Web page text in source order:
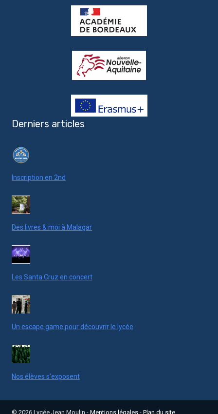
Derniers articles
Inscription en 2nd
Des livres & moi à Malagar
Les Santa Cruz en concert
Un escape game pour découvrir le lycée
Nos élèves s’exposent
© 2026 Lycée Jean Moulin - Mentions légales - Plan du site